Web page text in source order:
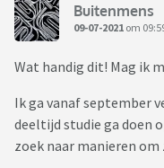
Buitenmens
09-07-2021 om
Wat handig dit! Mag ik
Ik ga vanaf september
deeltijd studie ga doen
zoek naar manieren